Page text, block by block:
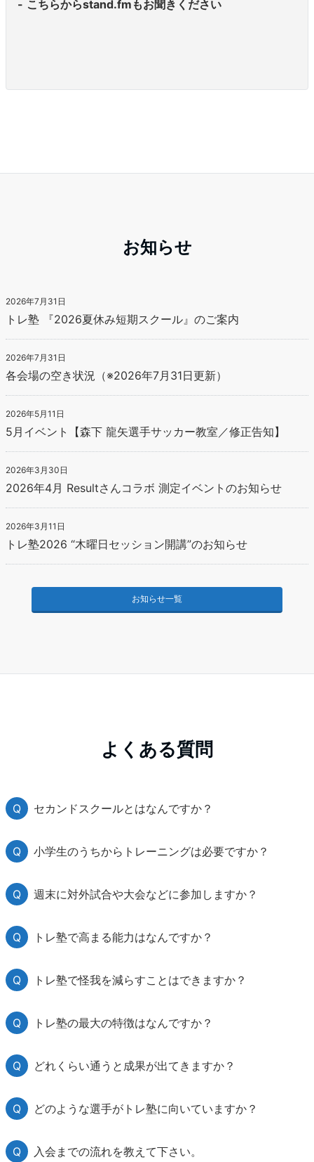
こちらからstand.fmもお聞きください
お知らせ
2026年7月31日
トレ塾 『2026夏休み短期スクール』のご案内
2026年7月31日
各会場の空き状況（※2026年7月31日更新）
2026年5月11日
5月イベント【森下 龍矢選手サッカー教室／修正告知】
2026年3月30日
2026年4月 Resultさんコラボ 測定イベントのお知らせ
2026年3月11日
トレ塾2026 “木曜日セッション開講”のお知らせ
お知らせ一覧
よくある質問
セカンドスクールとはなんですか？
小学生のうちからトレーニングは必要ですか？
週末に対外試合や大会などに参加しますか？
トレ塾で高まる能力はなんですか？
トレ塾で怪我を減らすことはできますか？
トレ塾の最大の特徴はなんですか？
どれくらい通うと成果が出てきますか？
どのような選手がトレ塾に向いていますか？
入会までの流れを教えて下さい。